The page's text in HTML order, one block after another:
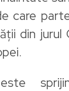
care
din jurul